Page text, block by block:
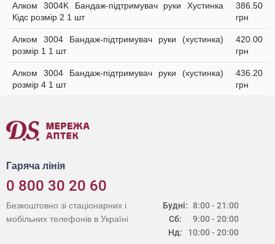
Алком 3004K Бандаж-підтримувач руки Хустинка
Кідс розмір 2 1 шт
386.50
грн
Алком 3004 Бандаж-підтримувач руки (хустинка)
розмір 1 1 шт
420.00
грн
Алком 3004 Бандаж-підтримувач руки (хустинка)
розмір 4 1 шт
436.20
грн
Гаряча лінія
0 800 30 20 60
Будні:
Сб:
Нд:
8:00 - 21:00
9:00 - 20:00
10:00 - 20:00
Безкоштовно зі стаціонарних і
мобільних телефонів в Україні